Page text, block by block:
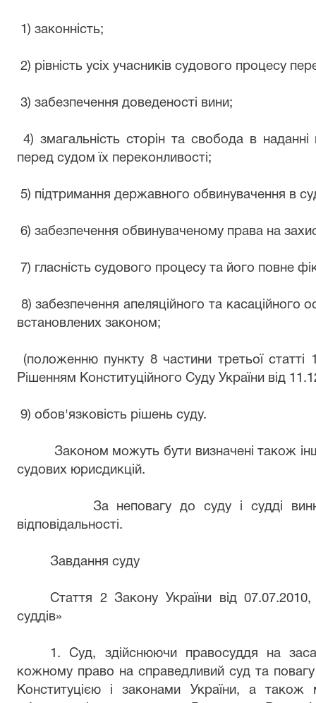
1) законність;
2) рівність усіх учасників судового процесу
3) забезпечення доведеності вини;
4) змагальність сторін та свобода в
перед судом їх переконливості;
5) підтримання державного обвинувачення в
6) забезпечення обвинуваченому права на
7) гласність судового процесу та його повне
8) забезпечення апеляційного та касаційного
встановлених законом;
(положенню пункту 8 частини третьої статті
Рішенням Конституційного Суду України від
9) обов'язковість рішень суду.
Законом можуть бути визначені також
судових юрисдикцій.
За неповагу до суду і судді
відповідальності.
Завдання суду
Стаття 2 Закону України від
суддів»
1. Суд, здійснюючи правосуддя на
кожному право на справедливий суд та
Конституцією і законами України, а